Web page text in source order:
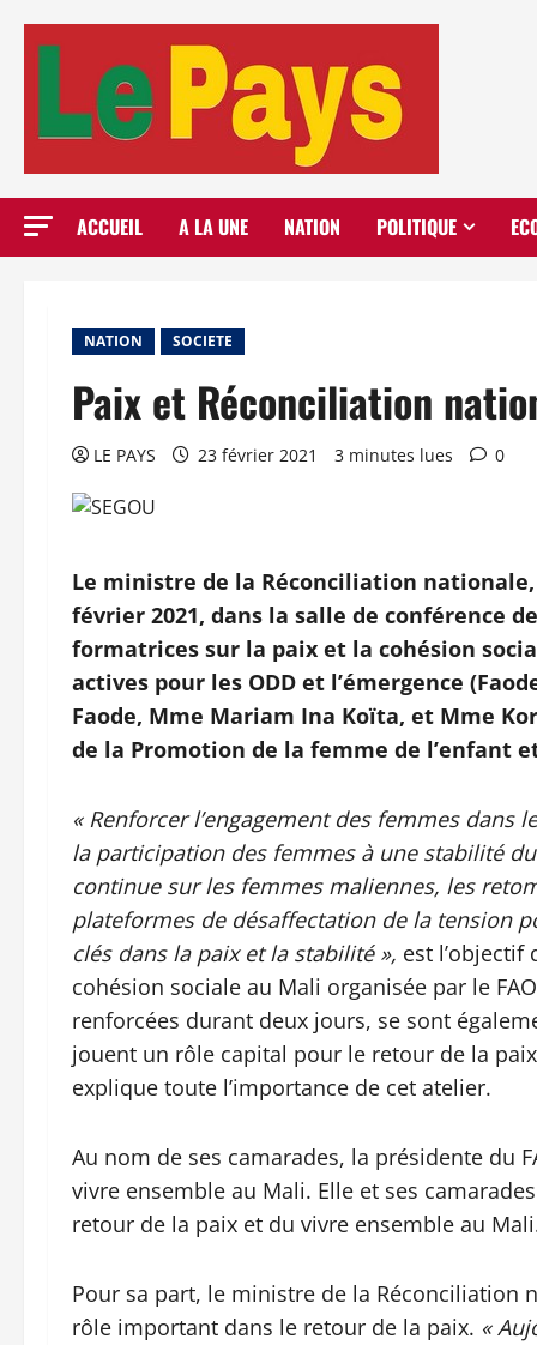
ACCUEIL A LA UNE NATION POLITIQUE
NATION SOCIETE
Paix et Réconciliation
LE PAYS 23 février 2021 3 minutes lues 0
Le ministre de la Réconciliation
février 2021, dans la salle de conférence
formatrices sur la paix et la cohésion
actives pour les ODD et l’émergence
Faode, Mme Mariam Ina Koïta, et Mme
de la Promotion de la femme de l’enfant
« Renforcer l’engagement des femmes
la participation des femmes à une stabilité
continue sur les femmes maliennes, les
plateformes de désaffectation de la tension
clés dans la paix et la stabilité », est
cohésion sociale au Mali organisée par le
renforcées durant deux jours, se sont
jouent un rôle capital pour le retour de la
explique toute l’importance de cet atelier.
Au nom de ses camarades, la présidente du
vivre ensemble au Mali. Elle et ses
retour de la paix et du vivre ensemble au
Pour sa part, le ministre de la
rôle important dans le retour de la paix. «